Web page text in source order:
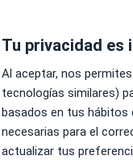
Tu privacidad es
Al aceptar, nos
tecnologías similares)
basados en tus hábitos
necesarias para el
actualizar tus